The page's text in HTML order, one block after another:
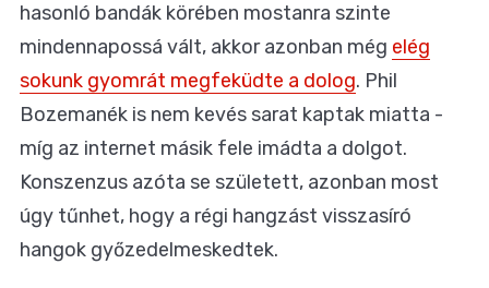
hasonló bandák körében mostanra szinte
mindennapossá vált, akkor azonban még elég
sokunk gyomrát megfeküdte a dolog. Phil
Bozemanék is nem kevés sarat kaptak miatta -
míg az internet másik fele imádta a dolgot.
Konszenzus azóta se született, azonban most
úgy tűnhet, hogy a régi hangzást visszasíró
hangok győzedelmeskedtek.